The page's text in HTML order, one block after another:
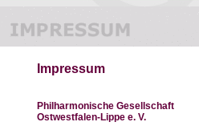
Impressum
Philharmonische Gesellschaft
Ostwestfalen-Lippe e. V.